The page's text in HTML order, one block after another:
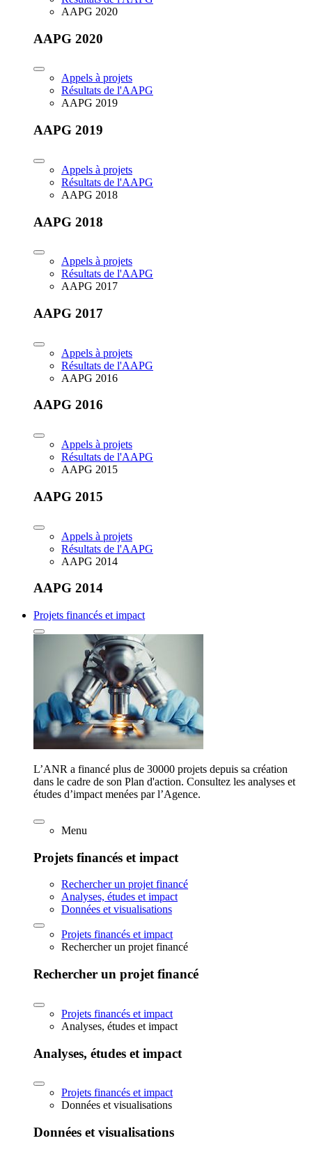
AAPG 2020
AAPG 2020
Appels à projets
Résultats de l'AAPG
AAPG 2019
AAPG 2019
Appels à projets
Résultats de l'AAPG
AAPG 2018
AAPG 2018
Appels à projets
Résultats de l'AAPG
AAPG 2017
AAPG 2017
Appels à projets
Résultats de l'AAPG
AAPG 2016
AAPG 2016
Appels à projets
Résultats de l'AAPG
AAPG 2015
AAPG 2015
Appels à projets
Résultats de l'AAPG
AAPG 2014
AAPG 2014
Projets financés et impact
L’ANR a financé plus de 30000 projets depuis sa création
dans le cadre de son Plan d'action. Consultez les analyses et
études d’impact menées par l’Agence.
Menu
Projets financés et impact
Rechercher un projet financé
Analyses, études et impact
Données et visualisations
Projets financés et impact
Rechercher un projet financé
Rechercher un projet financé
Projets financés et impact
Analyses, études et impact
Analyses, études et impact
Projets financés et impact
Données et visualisations
Données et visualisations